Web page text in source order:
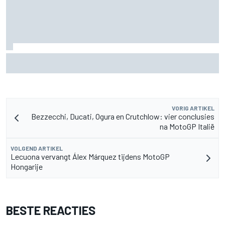
VORIG ARTIKEL
Bezzecchi, Ducati, Ogura en Crutchlow: vier conclusies
na MotoGP Italië
VOLGEND ARTIKEL
Lecuona vervangt Álex Márquez tijdens MotoGP
Hongarije
BESTE REACTIES